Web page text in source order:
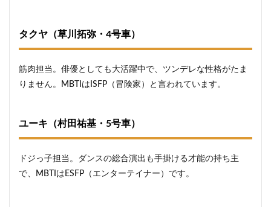
タクヤ（草川拓弥・4号車）
筋肉担当。俳優としても大活躍中で、ツンデレな性格がたま
りません。MBTIはISFP（冒険家）と言われています。
ユーキ（村田祐基・5号車）
ドジっ子担当。ダンスの総合演出も手掛ける才能の持ち主
で、MBTIはESFP（エンターテイナー）です。